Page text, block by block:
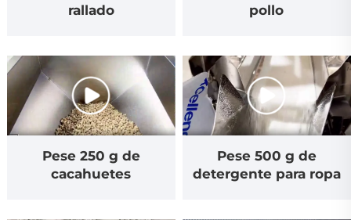
rallado
pollo
Pese 250 g de
cacahuetes
Pese 500 g de
detergente para ropa